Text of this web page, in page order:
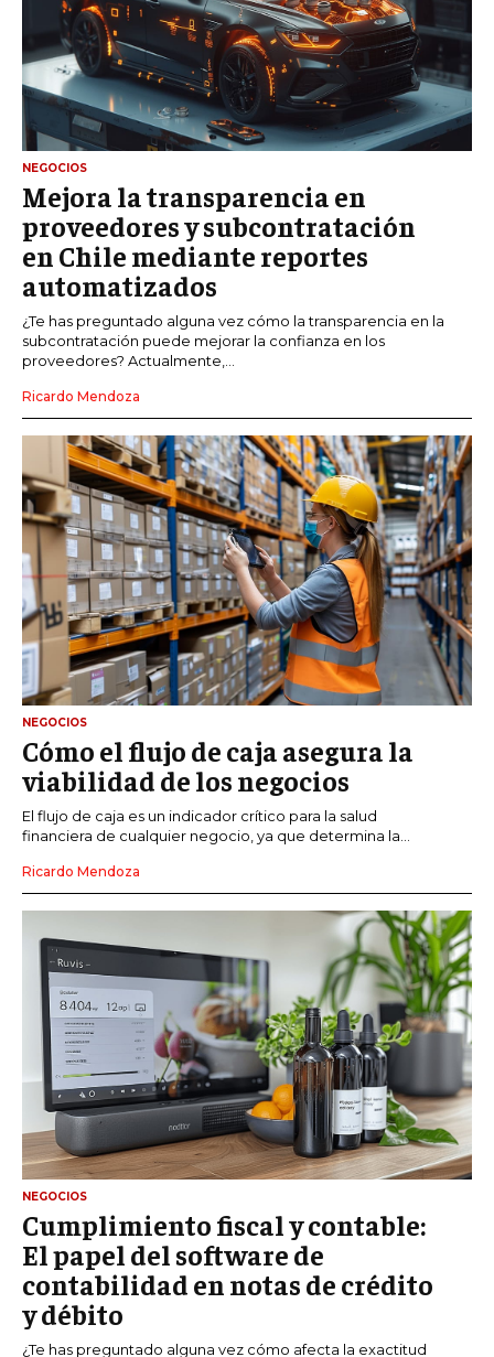
NEGOCIOS
Mejora la transparencia en
proveedores y subcontratación
en Chile mediante reportes
automatizados
¿Te has preguntado alguna vez cómo la transparencia en la
subcontratación puede mejorar la confianza en los
proveedores? Actualmente,...
Ricardo Mendoza
NEGOCIOS
Cómo el flujo de caja asegura la
viabilidad de los negocios
El flujo de caja es un indicador crítico para la salud
financiera de cualquier negocio, ya que determina la...
Ricardo Mendoza
NEGOCIOS
Cumplimiento fiscal y contable:
El papel del software de
contabilidad en notas de crédito
y débito
¿Te has preguntado alguna vez cómo afecta la exactitud